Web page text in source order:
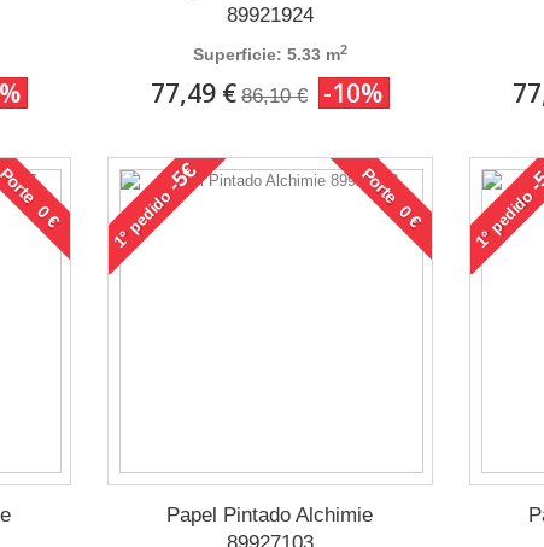
89921924
Superficie: 5.33 m2
77,49 € 86,10 € -10%
0 €
1°
pedido
-5€ Porte 0 €
Papel Pintado Alchimie
1°
pedido
-